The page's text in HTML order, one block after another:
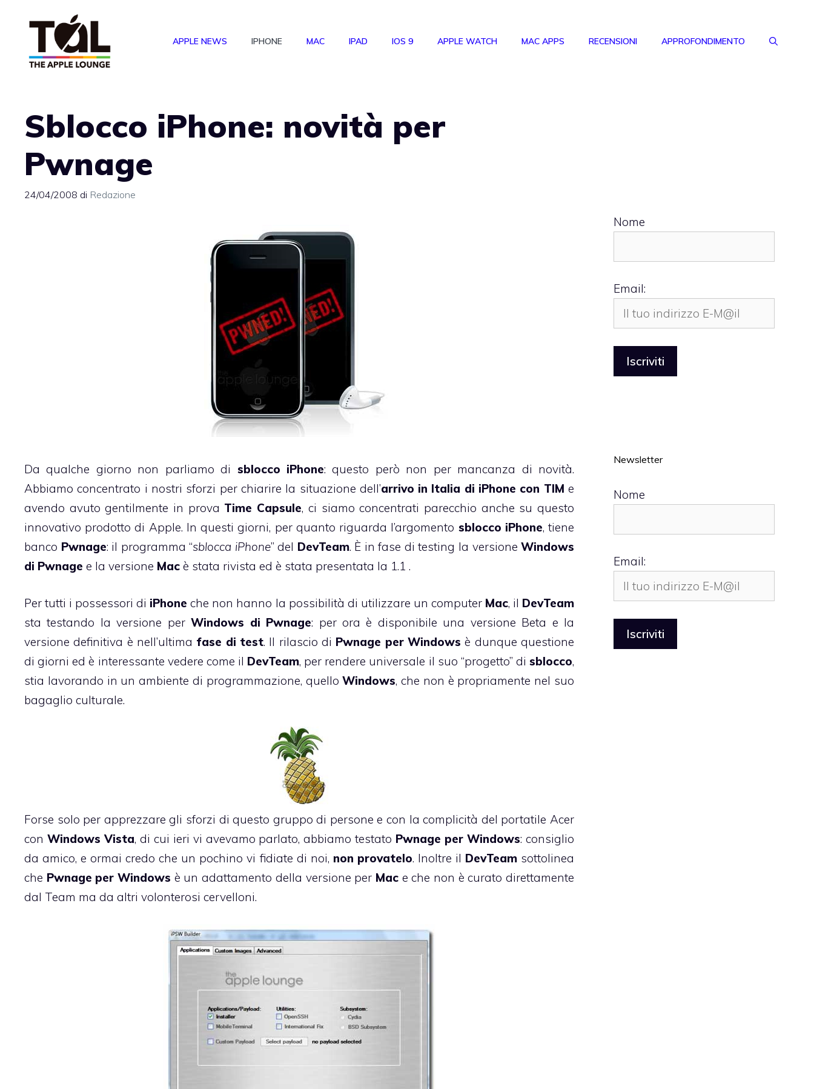
APPLE NEWS IPHONE MAC IPAD IOS 9 APPLE WATCH MAC APPS RECENSIONI APPROFONDIMENTO
Sblocco iPhone: novità per
Pwnage
24/04/2008 di Redazione
Da qualche giorno non parliamo di sblocco iPhone: questo però non per mancanza di novità.
Abbiamo concentrato i nostri sforzi per chiarire la situazione dell’arrivo in Italia di iPhone con TIM e
avendo avuto gentilmente in prova Time Capsule, ci siamo concentrati parecchio anche su questo
innovativo prodotto di Apple. In questi giorni, per quanto riguarda l’argomento sblocco iPhone, tiene
banco Pwnage: il programma “sblocca iPhone” del DevTeam. È in fase di testing la versione Windows
di Pwnage e la versione Mac è stata rivista ed è stata presentata la 1.1 .
Per tutti i possessori di iPhone che non hanno la possibilità di utilizzare un computer Mac, il DevTeam
sta testando la versione perWindows di Pwnage: per ora è disponibile una versione Beta e la
versione definitiva è nell’ultima fase di test. Il rilascio di Pwnage per Windowsè dunque questione
di giorni ed è interessante vedere come il DevTeam, per rendere universale il suo “progetto” di sblocco,
stia lavorando in un ambiente di programmazione, quelloWindows, che non è propriamente nel suo
bagaglio culturale.
Forse solo per apprezzare gli sforzi di questo gruppo di persone e con la complicità del portatile Acer
con Windows Vista, di cui ieri vi avevamo parlato, abbiamo testato Pwnage per Windows: consiglio
da amico, e ormai credo che un pochino vi fidiate di noi, non provatelo. Inoltre il DevTeamsottolinea
che Pwnage per Windows è un adattamento della versione per Mace che non è curato direttamente
dal Team ma da altri volonterosi cervelloni.
Nome
Email:
Newsletter
Nome
Email: